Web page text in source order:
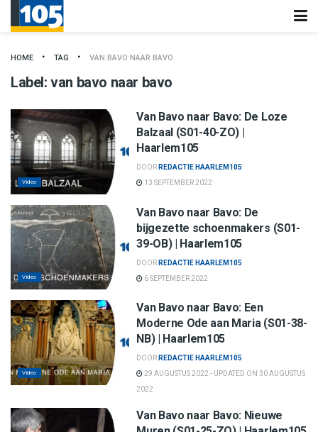
HOME TAG VAN BAVO NAAR BAVO
Label:van bavo naar bavo
Video
Van Bavo naar Bavo: De Loze
Balzaal (S01-40-ZO) |
Haarlem105
DOOR REDACTIE HAARLEM105
13 SEPTEMBER 2022
Video
Van Bavo naar Bavo: De
bijgezette schoenmakers (S01-
39-OB) | Haarlem105
DOOR REDACTIE HAARLEM105
6 SEPTEMBER 2022
Video
Van Bavo naar Bavo: Een
Moderne Ode aan Maria (S01-38-
NB) | Haarlem105
DOOR REDACTIE HAARLEM105
29 AUGUSTUS 2022 - UPDATED ON 30 AUGUSTUS
2022
Van Bavo naar Bavo: Nieuwe